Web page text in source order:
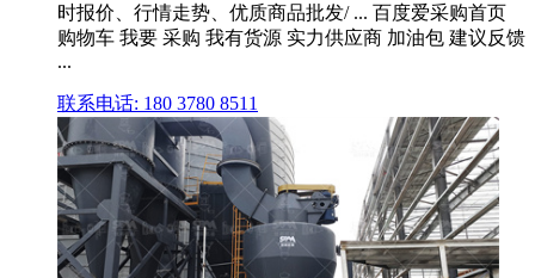
时报价、行情走势、优质商品批发/ ... 百度爱采购首页
购物车 我要 采购 我有货源 实力供应商 加油包 建议反馈
...
联系电话: 180 3780 8511